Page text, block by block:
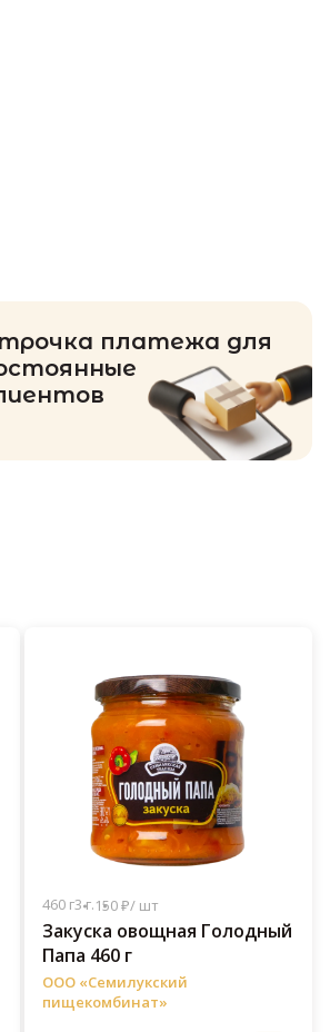
платежа для
460 г3 г.150 ₽/ шт
Закуска овощная Голодный
Папа 460 г
ООО «Семилукский
пищекомбинат»